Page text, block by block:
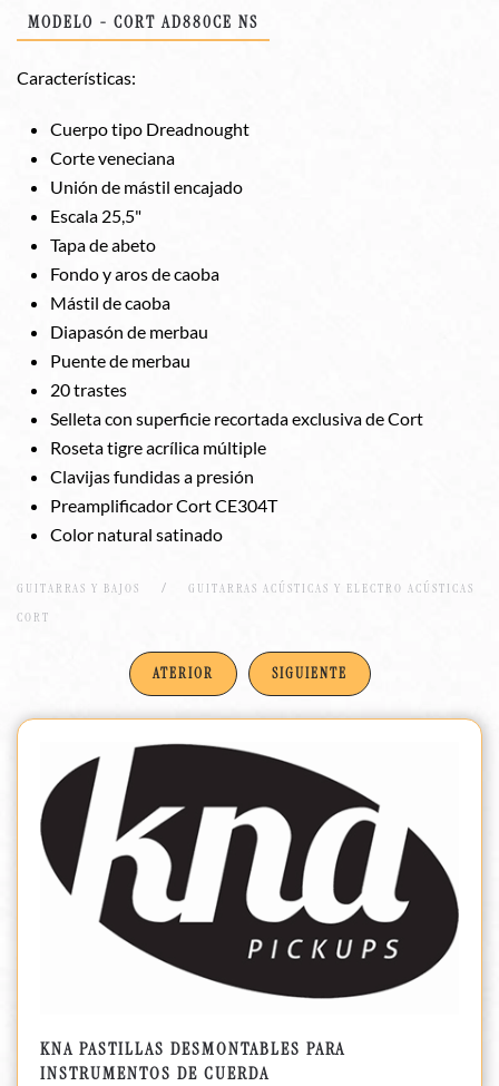
MODELO - CORT AD880CE NS
Características:
Cuerpo tipo Dreadnought
Corte veneciana
Unión de mástil encajado
Escala 25,5"
Tapa de abeto
Fondo y aros de caoba
Mástil de caoba
Diapasón de merbau
Puente de merbau
20 trastes
Selleta con superficie recortada exclusiva de Cort
Roseta tigre acrílica múltiple
Clavijas fundidas a presión
Preamplificador Cort CE304T
Color natural satinado
GUITARRAS Y BAJOS
GUITARRAS ACÚSTICAS Y ELECTRO ACÚSTICAS
CORT
ATERIOR SIGUIENTE
KNA PASTILLAS DESMONTABLES PARA
INSTRUMENTOS DE CUERDA